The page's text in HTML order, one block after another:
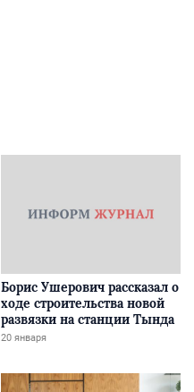
Борис Ушерович рассказал о
ходе строительства новой
развязки на станции Тында
20 января